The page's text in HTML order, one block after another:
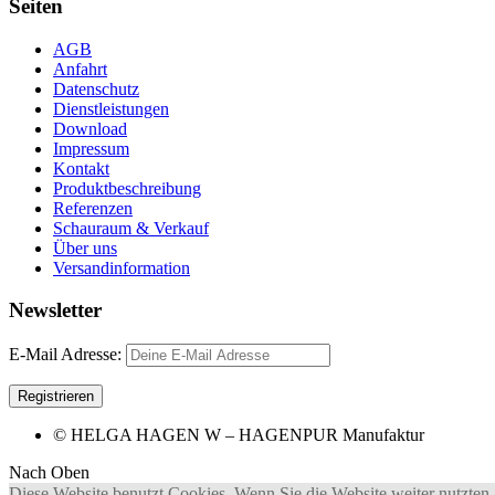
Seiten
AGB
Anfahrt
Datenschutz
Dienstleistungen
Download
Impressum
Kontakt
Produktbeschreibung
Referenzen
Schauraum & Verkauf
Über uns
Versandinformation
Newsletter
E-Mail Adresse:
© HELGA HAGEN W – HAGENPUR Manufaktur
Nach Oben